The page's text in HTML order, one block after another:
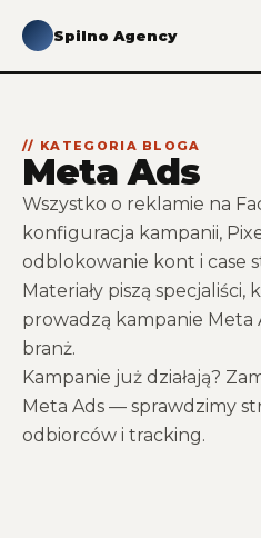
Spilno Agency
// KATEGORIA BLOGA
Meta Ads
Wszystko o reklamie na
konfiguracja kampanii,
odblokowanie kont i case
Materiały piszą
prowadzą kampanie Meta
branż.
Kampanie już działają?
Meta Ads — sprawdzimy
odbiorców i tracking.